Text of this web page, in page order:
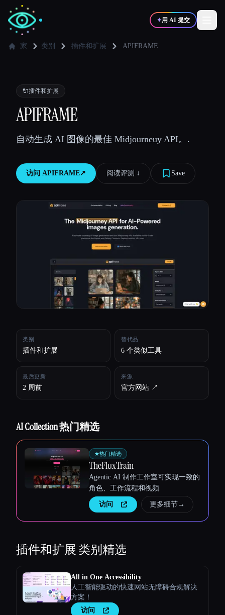
✦用 AI 提交
💻开发者
🎓学生 🎬创作者
家 类别 插件和扩展 APIFRAME
🔌插件和扩展
APIFRAME
自动生成 AI 图像的最佳 Midjourneuy API。.
访问 APIFRAME↗︎ 阅读评测 ↓︎ Save
类别
插件和扩展
替代品
6 个类似工具
最后更新
2 周前
来源
官方网站 ↗︎
AI Collection 热门精选
★热门精选
TheFluxTrain
Agentic AI 制作工作室可实现一致的
角色、工作流程和视频
访问 更多细节→
插件和扩展 类别精选
All in One Accessibility
人工智能驱动的快速网站无障碍合规解决
方案！
访问